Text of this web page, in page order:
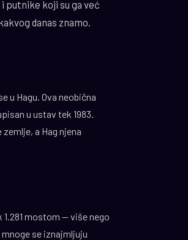
putnike koji su ga već
danas znamo.
u Hagu. Ova neobična
u ustav tek 1983.
a Hag njena
mostom — više nego
se iznajmljuju